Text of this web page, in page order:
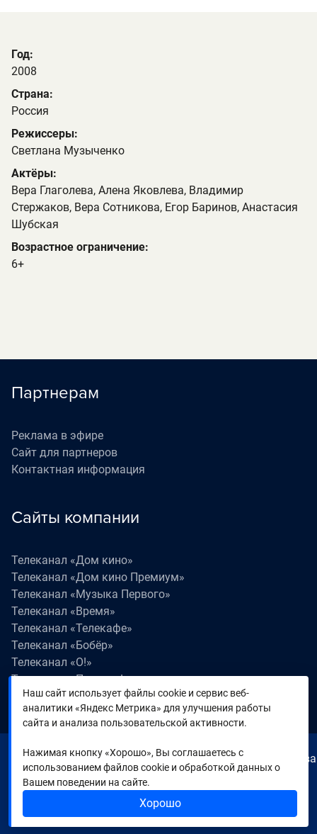
Год:
2008
Страна:
Россия
Режиссеры:
Светлана Музыченко
Актёры:
Вера Глаголева, Алена Яковлева, Владимир
Стержаков, Вера Сотникова, Егор Баринов, Анастасия
Шубская
Возрастное ограничение:
6+
Партнерам
Реклама в эфире
Сайт для партнеров
Контактная информация
Сайты компании
Телеканал «Дом кино»
Телеканал «Дом кино Премиум»
Телеканал «Музыка Первого»
Телеканал «Время»
Телеканал «Телекафе»
Телеканал «Бобёр»
Телеканал «О!»
Телеканал «Поехали!»
Телеканал «Победа»
Телеканал «Лапки LIVE»
© 2000—2026. Редакция телеканала «Время». Все права
на любые материалы, опубликованные на сайте,
защищены. Любое использование материалов
возможно только с согласия Редакции телеканала.
Наш сайт использует файлы cookie и сервис веб-
аналитики «Яндекс Метрика» для улучшения работы
сайта и анализа пользовательской активности.
Нажимая кнопку «Хорошо», Вы соглашаетесь с
использованием файлов cookie и обработкой данных о
Вашем поведении на сайте.
Хорошо